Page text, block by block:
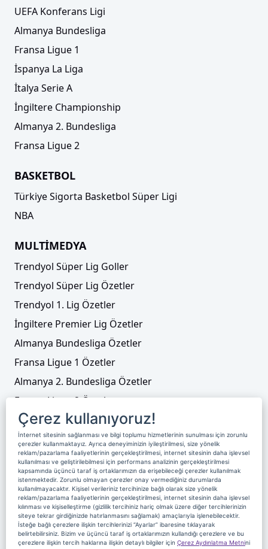
UEFA Konferans Ligi
Almanya Bundesliga
Fransa Ligue 1
İspanya La Liga
İtalya Serie A
İngiltere Championship
Almanya 2. Bundesliga
Fransa Ligue 2
BASKETBOL
Türkiye Sigorta Basketbol Süper Ligi
NBA
MULTİMEDYA
Trendyol Süper Lig Goller
Trendyol Süper Lig Özetler
Trendyol 1. Lig Özetler
İngiltere Premier Lig Özetler
Almanya Bundesliga Özetler
Fransa Ligue 1 Özetler
Almanya 2. Bundesliga Özetler
Fransa Ligue 2 Özetler
Tenis
Video Liste
Foto Galeriler
Üyelik Yayın Akışı Reklam
Site Sözleşmesi
Künye ve İletişim
Çerez Politikası
Çerez Yönetimi
Veri Sahibi Başvuru Formu
Çerez kullanıyoruz!
İnternet sitesinin sağlanması ve bilgi toplumu hizmetlerinin sunulması için zorunlu
çerezler kullanmaktayız. Ayrıca deneyiminizin iyileştirilmesi, size yönelik
reklam/pazarlama faaliyetlerinin gerçekleştirilmesi, internet sitesinin daha işlevsel
kullanılması ve geliştirilebilmesi için performans analizinin gerçekleştirilmesi
kapsamında üçüncü taraf iş ortaklarımızın da erişebileceği çerezler kullanılmak
istenmektedir. Zorunlu olmayan çerezler onay vermediğiniz durumlarda
kullanılmayacaktır. Kişisel verileriniz tercihinize bağlı olarak size yönelik
reklam/pazarlama faaliyetlerinin gerçekleştirilmesi, internet sitesinin daha işlevsel
kılınması ve kişiselleştirme (gizlilik tercihiniz hariç olmak üzere diğer tercihlerinizin
siteye tekrar girdiğinizde hatırlanmasını sağlamak) amaçlarıyla işlenebilecektir.
İsteğe bağlı çerezlere ilişkin tercihlerinizi “Ayarlar” ibaresine tıklayarak
belirtebilirsiniz. Bizim ve üçüncü taraf iş ortaklarımızın kullandığı çerezlere ve bu
çerezlere ilişkin tercih haklarına ilişkin detaylı bilgiler için Çerez Aydınlatma Metnini